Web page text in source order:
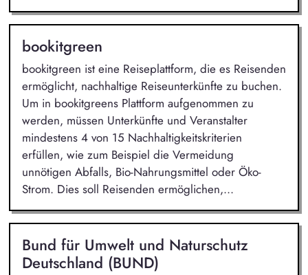
bookitgreen
bookitgreen ist eine Reiseplattform, die es Reisenden
ermöglicht, nachhaltige Reiseunterkünfte zu buchen.
Um in bookitgreens Plattform aufgenommen zu
werden, müssen Unterkünfte und Veranstalter
mindestens 4 von 15 Nachhaltigkeitskriterien
erfüllen, wie zum Beispiel die Vermeidung
unnötigen Abfalls, Bio-Nahrungsmittel oder Öko-
Strom. Dies soll Reisenden ermöglichen,...
Bund für Umwelt und Naturschutz
Deutschland (BUND)